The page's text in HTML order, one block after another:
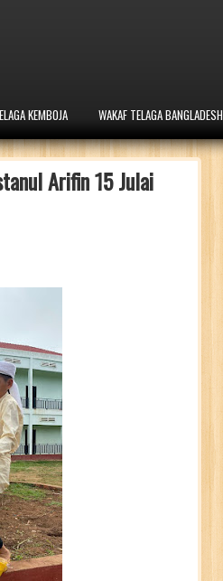
KEMBOJA WAKAF TELAGA BANGLADESH
Arifin 15 Julai